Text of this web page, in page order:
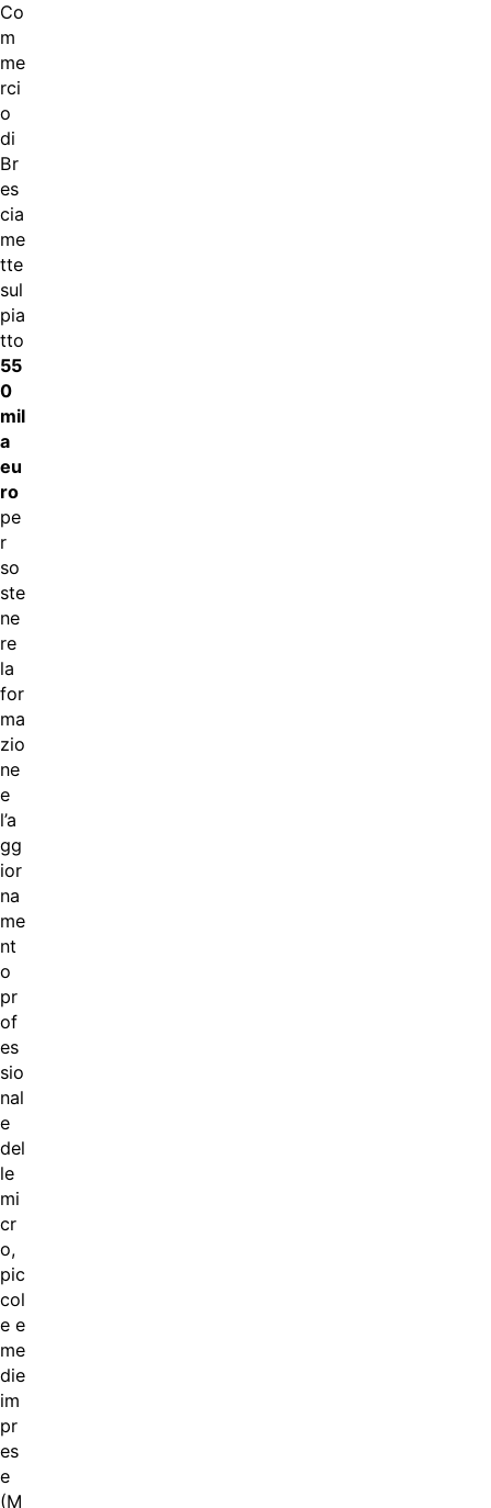
Co
m
me
rci
o
di
Br
es
cia
me
tte
sul
pia
tto
55
0
mil
a
eu
ro
pe
r
so
ste
ne
re
la
for
ma
zio
ne
e
l’a
gg
ior
na
me
nt
o
pr
of
es
sio
nal
e
del
le
mi
cr
o,
pic
col
e e
me
die
im
pr
es
e
(M